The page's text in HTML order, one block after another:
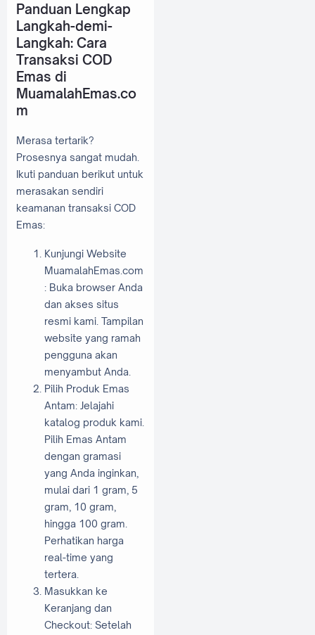
Panduan Lengkap
Langkah-demi-
Langkah: Cara
Transaksi COD
Emas di
MuamalahEmas.co
m
Merasa tertarik?
Prosesnya sangat mudah.
Ikuti panduan berikut untuk
merasakan sendiri
keamanan transaksi COD
Emas:
Kunjungi Website
MuamalahEmas.com
: Buka browser Anda
dan akses situs
resmi kami. Tampilan
website yang ramah
pengguna akan
menyambut Anda.
Pilih Produk Emas
Antam: Jelajahi
katalog produk kami.
Pilih Emas Antam
dengan gramasi
yang Anda inginkan,
mulai dari 1 gram, 5
gram, 10 gram,
hingga 100 gram.
Perhatikan harga
real-time yang
tertera.
Masukkan ke
Keranjang dan
Checkout: Setelah